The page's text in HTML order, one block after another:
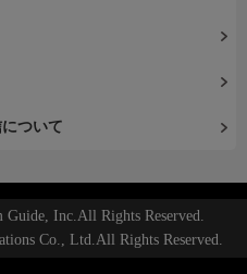
ついて
Inc.All Rights Reserved.
Co., Ltd.All Rights Reserved.